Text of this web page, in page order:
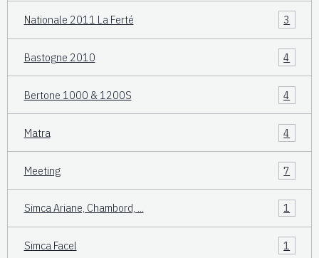
Nationale 2011 La Ferté 3
Bastogne 2010 4
Bertone 1000 & 1200S 4
Matra 4
Meeting 7
Simca Ariane, Chambord, ... 1
Simca Facel 1